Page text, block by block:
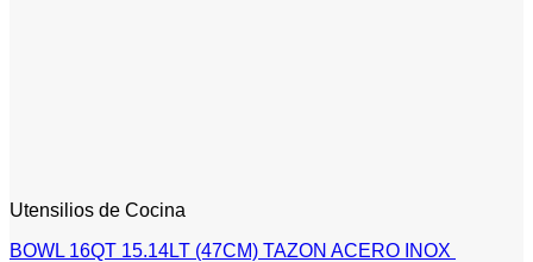
Utensilios de Cocina
BOWL 16QT 15.14LT (47CM) TAZON ACERO INOX